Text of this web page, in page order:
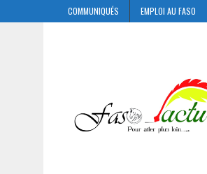
COMMUNIQUÉS EMPLOI AU FASO